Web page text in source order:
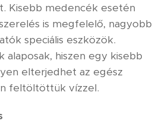
Kisebb medencék esetén
is megfelelő, nagyobb
speciális eszközök.
alaposak, hiszen egy kisebb
elterjedhet az egész
feltöltöttük vízzel.